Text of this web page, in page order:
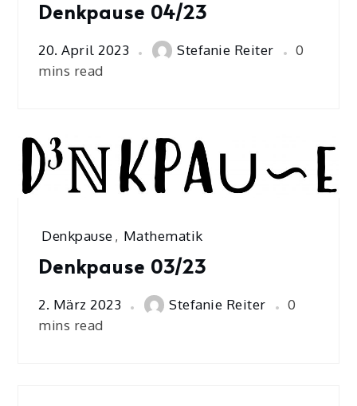
Denkpause 04/23
20. April 2023 Stefanie Reiter
0
mins read
Denkpause, Mathematik
Denkpause 03/23
2. März 2023 Stefanie Reiter
0
mins read